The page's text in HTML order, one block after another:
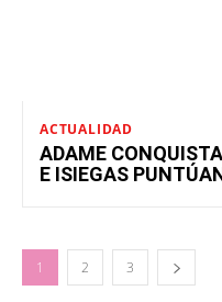
ACTUALIDAD
ADAME
E ISIEGAS
1 2 3